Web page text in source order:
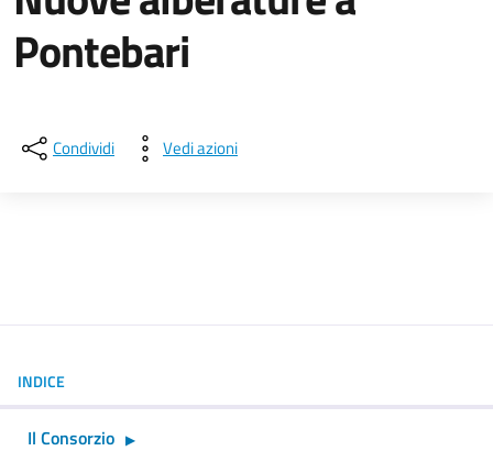
Pontebari
Condividi Vedi azioni
INDICE
Il Consorzio